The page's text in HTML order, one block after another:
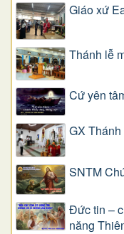
Giáo xứ
Thánh lễ
Cứ yên
GX
SNTM
Đức tin –
năng